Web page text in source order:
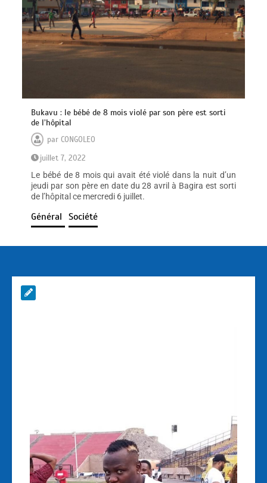
Bukavu : le bébé de 8 mois violé par son père est sorti
de l’hôpital
parCONGOLEO
juillet 7, 2022
Le bébé de 8 mois qui avait été violé dans la nuit d’un
jeudi par son père en date du 28 avril à Bagira est sorti
de l’hôpital ce mercredi 6 juillet.
Général Société